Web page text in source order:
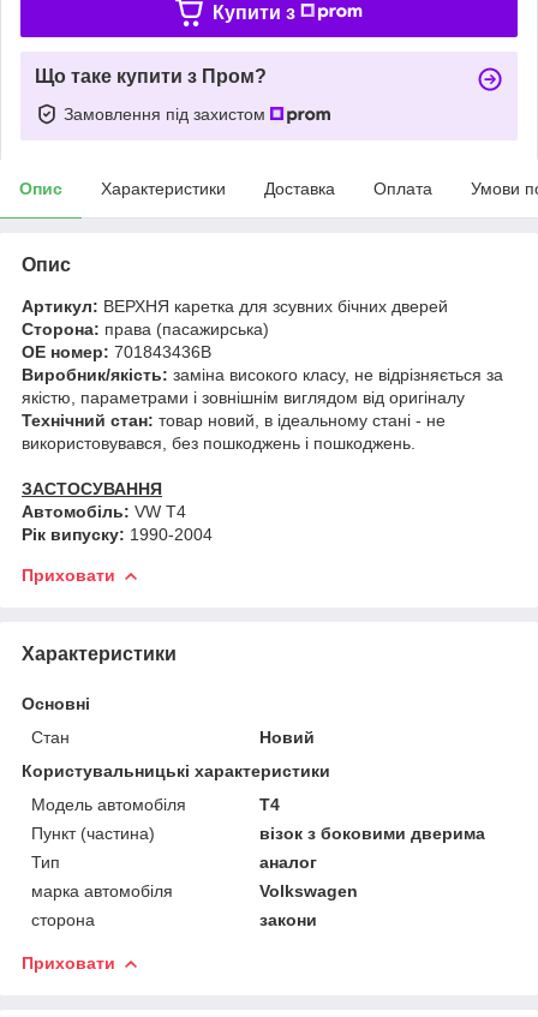
Купити з
Що таке купити з Пром?
Замовлення під захистом
Опис Характеристики Доставка Оплата Умови
Опис
Артикул: ВЕРХНЯ каретка для зсувних бічних дверей
Сторона: права (пасажирська)
OE номер: 701843436B
Виробник/якість: заміна високого класу, не відрізняється за
якістю, параметрами і зовнішнім виглядом від оригіналу
Технічний стан: товар новий, в ідеальному стані - не
використовувався, без пошкоджень і пошкоджень.
ЗАСТОСУВАННЯ
Автомобіль: VW T4
Рік випуску: 1990-2004
Приховати
Характеристики
Основні
Стан
Новий
Користувальницькі характеристики
Модель автомобіля
T4
Пункт (частина)
візок з боковими дверима
Тип
аналог
марка автомобіля
Volkswagen
сторона
закони
Приховати